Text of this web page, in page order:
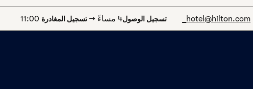
_hotel@hilton.com تسجيل الوصول4 مساءً → تسجيل المغادرة 11:00